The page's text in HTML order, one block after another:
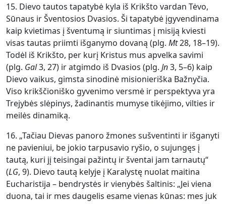
15. Dievo tautos tapatybė kyla iš Krikšto vardan Tėvo,
Sūnaus ir Šventosios Dvasios. Ši tapatybė įgyvendinama
kaip kvietimas į šventumą ir siuntimas į misiją kviesti
visas tautas priimti išganymo dovaną (plg. Mt28, 18–19).
Todėl iš Krikšto, per kurį Kristus mus apvelka savimi
(plg. Gal3, 27) ir atgimdo iš Dvasios (plg. Jn3, 5–6) kaip
Dievo vaikus, gimsta sinodinė misionieriška Bažnyčia.
Viso krikščioniško gyvenimo versmė ir perspektyva yra
Trejybės slėpinys, žadinantis mumyse tikėjimo, vilties ir
meilės dinamiką.
16. „Tačiau Dievas panoro žmones sušventinti ir išganyti
ne pavieniui, be jokio tarpusavio ryšio, o sujungęs į
tautą, kuri jį teisingai pažintų ir šventai jam tarnautų“
(LG, 9). Dievo tautą kelyje į Karalystę nuolat maitina
Eucharistija – bendrystės ir vienybės šaltinis: „Jei viena
duona, tai ir mes daugelis esame vienas kūnas: mes juk